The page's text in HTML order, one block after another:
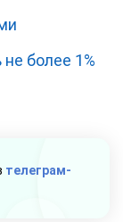
более 1%
телеграм-